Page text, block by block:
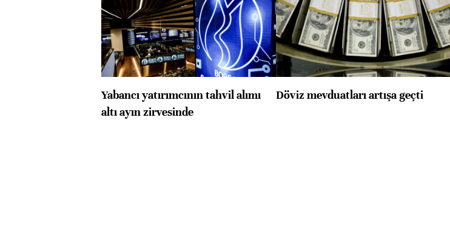
Yabancı yatırımcının tahvil alımı
altı ayın zirvesinde
Döviz mevduatları artışa geçti